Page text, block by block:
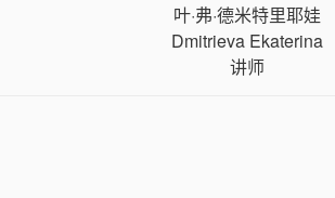
叶·弗·德米特里耶娃
Dmitrieva Ekaterina
讲师